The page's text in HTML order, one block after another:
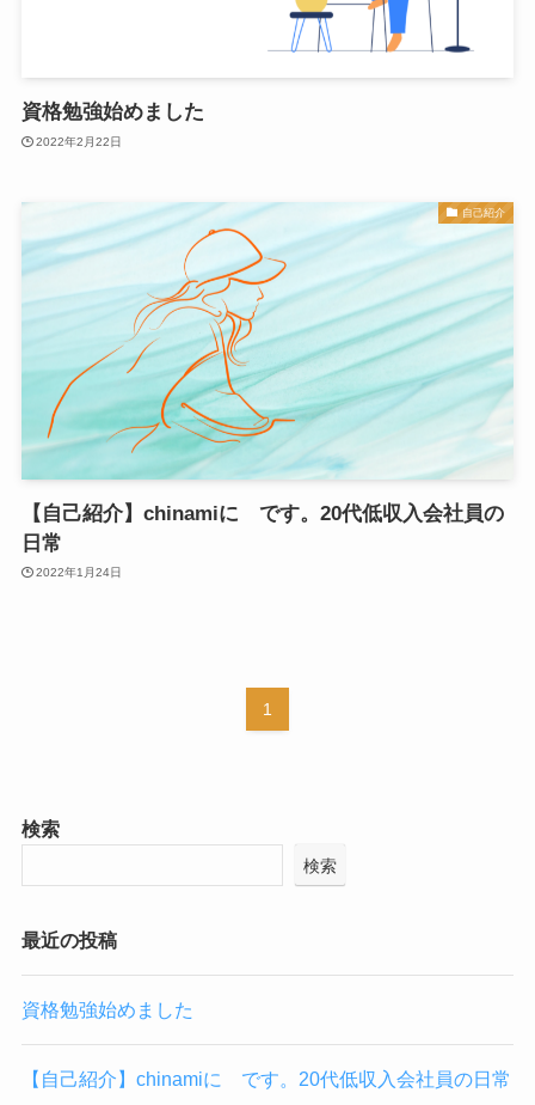
資格勉強始めました
2022年2月22日
自己紹介
【自己紹介】chinamiに です。20代低収入会社員の
日常
2022年1月24日
1
検索
検索
最近の投稿
資格勉強始めました
【自己紹介】chinamiに です。20代低収入会社員の日常